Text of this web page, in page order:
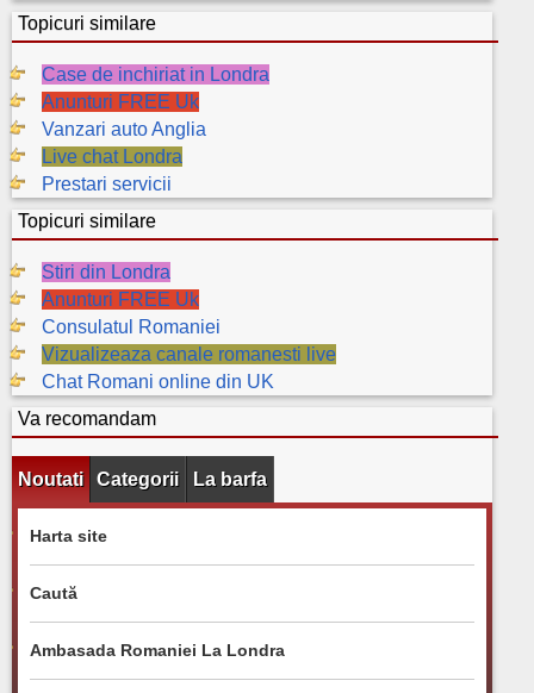
Topicuri similare
Case de inchiriat in Londra
Anunturi FREE Uk
Vanzari auto Anglia
Live chat Londra
Prestari servicii
Topicuri similare
Stiri din Londra
Anunturi FREE Uk
Consulatul Romaniei
Vizualizeaza canale romanesti live
Chat Romani online din UK
Va recomandam
Noutati Categorii La barfa
Harta site
Caută
Ambasada Romaniei La Londra